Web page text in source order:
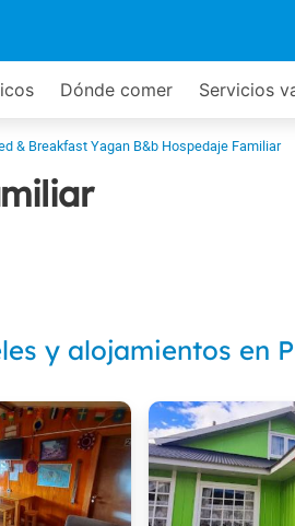
Dónde comer Servicios
& Breakfast Yagan B&b Hospedaje Familiar
y alojamientos en